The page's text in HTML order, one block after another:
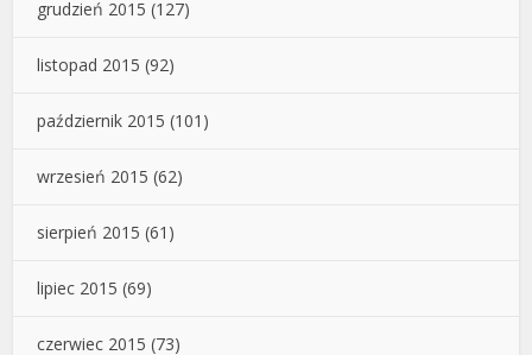
grudzień 2015 (127)
listopad 2015 (92)
październik 2015 (101)
wrzesień 2015 (62)
sierpień 2015 (61)
lipiec 2015 (69)
czerwiec 2015 (73)